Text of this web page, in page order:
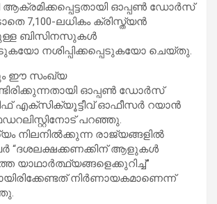
ആക്രമിക്കപ്പെട്ടതായി ഓപ്പൺ ഡോർസ്
7,100-ലധികം ക്രിസ്ത്യൻ
ബിസിനസുകൾ
നശിപ്പിക്കപ്പെടുകയോ ചെയ്തു.
ഈ സംഖ്യ
ഓപ്പൺ ഡോർസ്
എക്സിക്യൂട്ടീവ് ഓഫീസർ റയാൻ
പറഞ്ഞു.
നിലനിൽക്കുന്ന രാജ്യങ്ങളിൽ
“ദശലക്ഷക്കണക്കിന് ആളുകൾ
യാഥാർത്ഥ്യങ്ങളെക്കുറിച്ച്”
നിർണായകമാണെന്ന്